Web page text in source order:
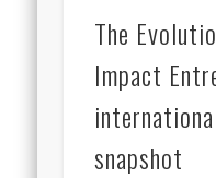
The
Impact
snapshot